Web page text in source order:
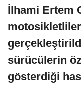
İlhami Ertem
sürücülerin
gösterdiği